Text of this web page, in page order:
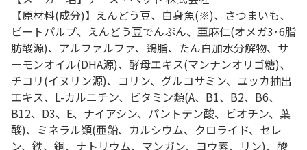
【原材料(成分)】えんどう豆、白身魚(※)、さつまいも、
ビートパルプ、えんどう豆でんぷん、亜麻仁(オメガ3･6脂
肪酸源)、アルファルファ、鶏脂、たん白加水分解物、サ
ーモンオイル(DHA源)、酵母エキス(マンナンオリゴ糖)、
チコリ(イヌリン源)、コリン、グルコサミン、ユッカ抽出
エキス、L-カルニチン、ビタミン類(A、B1、B2、B6、
B12、D3、E、ナイアシン、パントテン酸、ビオチン、葉
酸)、ミネラル類(亜鉛、カルシウム、クロライド、セレ
ン、鉄、銅、ナトリウム、マンガン、ヨウ素、リン)、酸